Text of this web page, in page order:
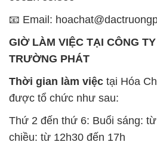
được tổ chức như sau:
Thứ 2 đến thứ 6: Buổi sáng: từ
chiều: từ 12h30 đến 17h
Thứ 7: Buổi sáng: từ 8h đến
12h30 đến 16h
Chủ nhật: Nghỉ chủ nhật hàng